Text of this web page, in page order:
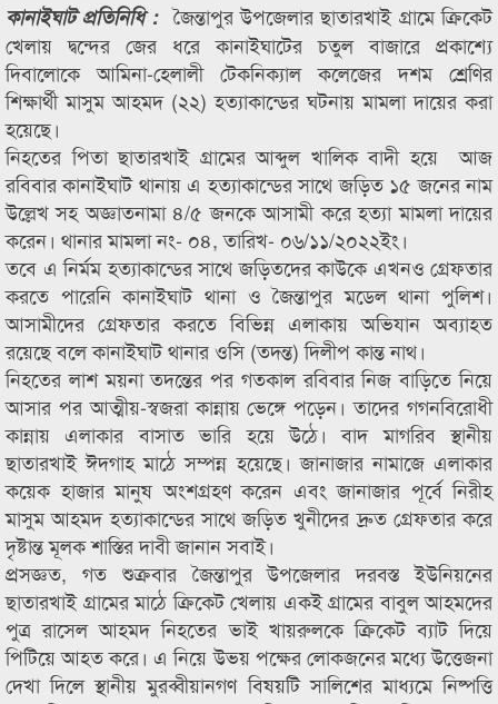
কানাইঘাট প্রতিনিধি :জৈন্তাপুর উপজেলার ছাতারখাই গ্রামে ক্রিকেট
খেলায় দ্বন্দের জের ধরে কানাইঘাটের চতুল বাজারে প্রকাশ্যে
দিবালোকে আমিনা-হেলালী টেকনিক্যাল কলেজের দশম শ্রেণির
শিক্ষার্থী মাসুম আহমদ (২২) হত্যাকান্ডের ঘটনায় মামলা দায়ের করা
হয়েছে।
নিহতের পিতা ছাতারখাই গ্রামের আব্দুল খালিক বাদী হয়ে আজ
রবিবার কানাইঘাট থানায় এ হত্যাকান্ডের সাথে জড়িত ১৫ জনের নাম
উল্লেখ সহ অজ্ঞাতনামা ৪/৫ জনকে আসামী করে হত্যা মামলা দায়ের
করেন। থানার মামলা নং- ০৪, তারিখ- ০৬/১১/২০২২ইং।
তবে এ নির্মম হত্যাকান্ডের সাথে জড়িতদের কাউকে এখনও গ্রেফতার
করতে পারেনি কানাইঘাট থানা ও জৈন্তাপুর মডেল থানা পুলিশ।
আসামীদের গ্রেফতার করতে বিভিন্ন এলাকায় অভিযান অব্যাহত
রয়েছে বলে কানাইঘাট থানার ওসি (তদন্ত) দিলীপ কান্ত নাথ।
নিহতের লাশ ময়না তদন্তের পর গতকাল রবিবার নিজ বাড়িতে নিয়ে
আসার পর আত্মীয়-স্বজরা কান্নায় ভেঙ্গে পড়েন। তাদের গগনবিরোধী
কান্নায় এলাকার বাসাত ভারি হয়ে উঠে। বাদ মাগরিব স্থানীয়
ছাতারখাই ঈদগাহ মাঠে সম্পন্ন হয়েছে। জানাজার নামাজে এলাকার
কয়েক হাজার মানুষ অংশগ্রহণ করেন এবং জানাজার পূর্বে নিরীহ
মাসুম আহমদ হত্যাকান্ডের সাথে জড়িত খুনীদের দ্রুত গ্রেফতার করে
দৃষ্টান্ত মূলক শাস্তির দাবী জানান সবাই।
প্রসজ্ঞত, গত শুক্রবার জৈন্তাপুর উপজেলার দরবস্ত ইউনিয়নের
ছাতারখাই গ্রামের মাঠে ক্রিকেট খেলায় একই গ্রামের বাবুল আহমদের
পুত্র রাসেল আহমদ নিহতের ভাই খায়রুলকে ক্রিকেট ব্যাট দিয়ে
পিটিয়ে আহত করে। এ নিয়ে উভয় পক্ষের লোকজনের মধ্যে উত্তেজনা
দেখা দিলে স্থানীয় মুরব্বীয়ানগণ বিষয়টি সালিশের মাধ্যমে নিষ্পত্তি